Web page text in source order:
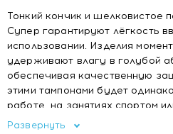
Тонкий кончик и шелковистое
Супер гарантируют лёгкость
использовании. Изделия
удерживают влагу в голубой
обеспечивая качественную
этими тампонами будет
работе, на занятиях спортом
тампон находится в
Развернуть